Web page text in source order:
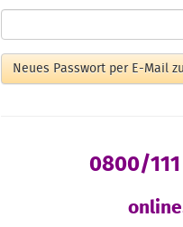
Neues Passwort per E-Mail
0800/111